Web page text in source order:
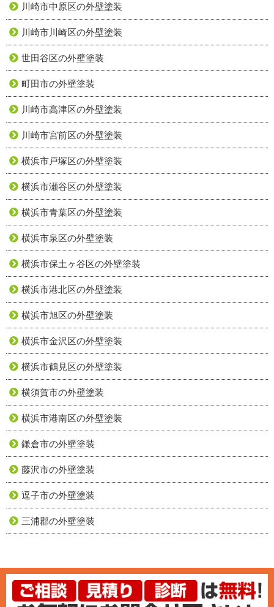
川崎市中原区の外壁塗装
川崎市川崎区の外壁塗装
世田谷区の外壁塗装
町田市の外壁塗装
川崎市高津区の外壁塗装
川崎市宮前区の外壁塗装
横浜市戸塚区の外壁塗装
横浜市瀬谷区の外壁塗装
横浜市青葉区の外壁塗装
横浜市泉区の外壁塗装
横浜市保土ヶ谷区の外壁塗装
横浜市港北区の外壁塗装
横浜市旭区の外壁塗装
横浜市金沢区の外壁塗装
横浜市鶴見区の外壁塗装
横須賀市の外壁塗装
横浜市港南区の外壁塗装
鎌倉市の外壁塗装
藤沢市の外壁塗装
逗子市の外壁塗装
三浦郡の外壁塗装